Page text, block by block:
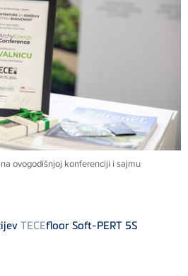
ovogodišnjoj konferenciji i sajmu
TECEfloor Soft-PERT 5S